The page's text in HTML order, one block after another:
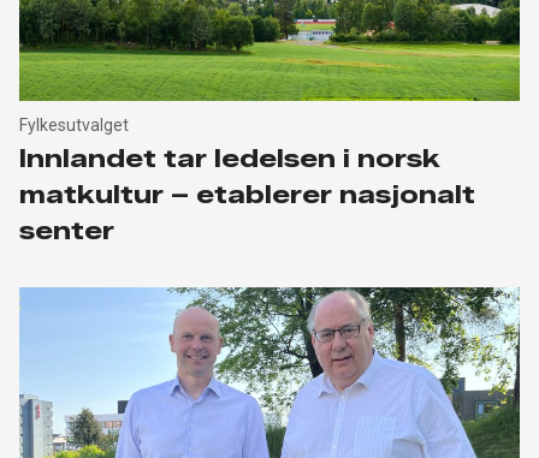
Fylkesutvalget
Innlandet tar ledelsen i norsk
matkultur – etablerer nasjonalt
senter